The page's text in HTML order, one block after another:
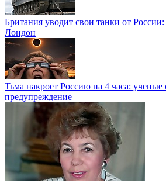
Британия уводит свои танки от России:
Лондон
Тьма накроет Россию на 4 часа: ученые
предупреждение